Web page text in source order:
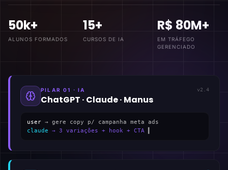
50k+
ALUNOS FORMADOS
15+
CURSOS DE IA
R$ 80M+
EM TRÁFEGO
GERENCIADO
PILAR 01 · IA
ChatGPT · Claude · Manus
v2.4
user → gere copy p/ campanha meta ads
claude → 3 variações + hook + CTA